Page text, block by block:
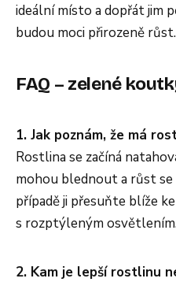
ideální místo a dopřát jim
budou moci přirozeně růst.
FAQ – zelené
1. Jak poznám, že má
Rostlina se začíná
mohou blednout a růst
případě ji přesuňte blíže
s rozptýleným
2. Kam je lepší rostlinu